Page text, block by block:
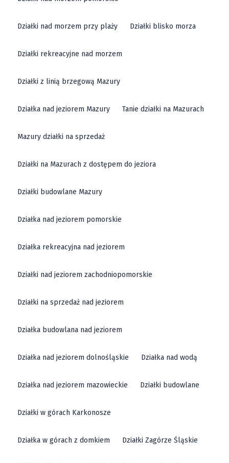
Działki nad morzem przy plaży Działki blisko morza
Działki rekreacyjne nad morzem
Działki z linią brzegową Mazury
Działka nad jeziorem Mazury Tanie działki na Mazurach
Mazury działki na sprzedaż
Działki na Mazurach z dostępem do jeziora
Działki budowlane Mazury
Działka nad jeziorem pomorskie
Działka rekreacyjna nad jeziorem
Działki nad jeziorem zachodniopomorskie
Działki na sprzedaż nad jeziorem
Działka budowlana nad jeziorem
Działka nad jeziorem dolnośląskie Działka nad wodą
Działka nad jeziorem mazowieckie Działki budowlane
Działki w górach Karkonosze
Działka w górach z domkiem Działki Zagórze Śląskie